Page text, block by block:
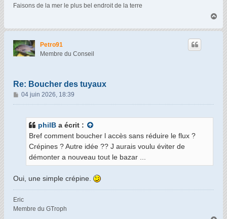
Faisons de la mer le plus bel endroit de la terre
u
Petro91
Membre du Conseil
Re: Boucher des tuyaux
M
e
04 juin 2026, 18:39
philB a écrit :
Bref comment boucher l accès sans réduire le flux ?
Crépines ? Autre idée ?? J aurais voulu éviter de
démonter a nouveau tout le bazar ...
Oui, une simple crépine.
Eric
Membre du GTroph